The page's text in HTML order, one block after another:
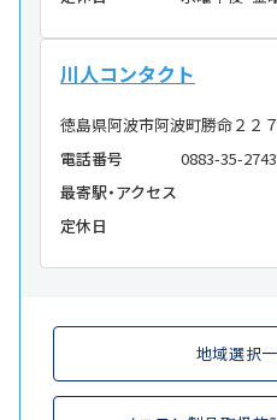
川人コンタクト
徳島県阿波市阿波町勝命２
電話番号
0883-35-2743
最寄駅・アクセス
定休日
地域選択